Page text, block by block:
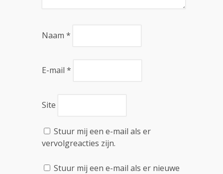
Naam *
E-mail *
Site
Stuur mij een e-mail als er
vervolgreacties zijn.
Stuur mij een e-mail als er nieuwe